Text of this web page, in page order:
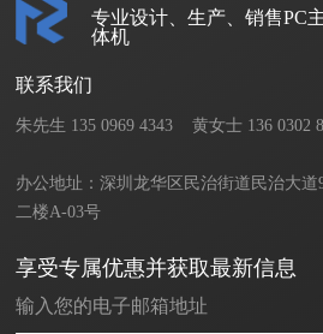
专业设计、生产、销售PC
体机
享受专属优惠并获取最新信息
联系我们
朱先生 135 0969 4343    黄女士 136
办公地址：深圳龙华区民治街道民治大
二楼A-03号